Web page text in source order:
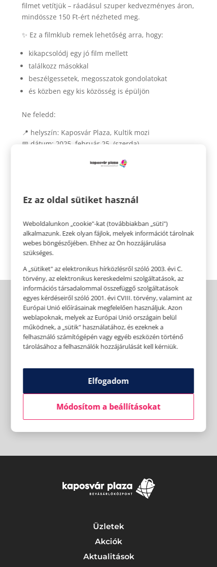
filmet vetítjük – ráadásul szuper kedvezményes áron,
mindössze 150 Ft-ért nézheted meg.
✨ Ez a filmklub remek lehetőség arra, hogy:
kikapcsolódj egy jó film mellett
találkozz másokkal
beszélgessetek, megosszatok gondolatokat
és közben egy kis közösség is épüljön
Ne feledd:
📍 helyszín: Kaposvár Plaza, Kultik mozi
📅 dátum: 2025. február 25. (szerda)
mozi és a jó társaság napja! 🍿😊
https://kaposvarimozi.hu/film/534554/szenvedelyes-
nok
Üzletek
Akciók
Aktualitások
Ez az oldal sütiket használ
Weboldalunkon „cookie"-kat (továbbiakban „süti")
alkalmazunk. Ezek olyan fájlok, melyek információt tárolnak
webes böngészőjében. Ehhez az Ön hozzájárulása
szükséges.
A „sütiket" az elektronikus hírközlésről szóló 2003. évi C.
törvény, az elektronikus kereskedelmi szolgáltatások, az
információs társadalommal összefüggő szolgáltatások
egyes kérdéseiről szóló 2001. évi CVIII. törvény, valamint az
Európai Unió előírásainak megfelelően használjuk. Azon
weblapoknak, melyek az Európai Unió országain belül
működnek, a „sütik" használatához, és ezeknek a
felhasználó számítógépén vagy egyéb eszközén történő
tárolásához a felhasználók hozzájárulását kell kérniük.
Elfogadom
Módosítom a beállításokat